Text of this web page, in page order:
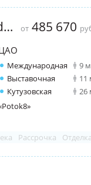
ЖК "Башня Федерация" (Federation Tower) от 485 670
Международная
9
Выставочная
11
Кутузовская
26
Рассрочка